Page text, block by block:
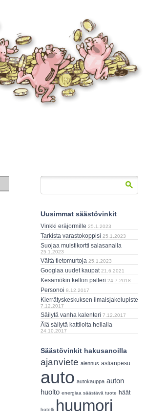
Uusimmat säästövinkit
Vinkki eräjormille 25.1.2023
Tarkista varastokoppisi 25.1.2023
Suojaa muistikortti salasanalla
25.1.2023
Vältä tietomurtoja 25.1.2023
Googlaa uudet kaupat 21.6.2021
Kesämökin kellon patteri 24.7.2018
Personoi 8.12.2017
Kierrätyskeskuksen ilmaisjakelupiste
7.12.2017
Säilytä vanha kalenteri 7.12.2017
Älä säilytä kattiloita hellalla
24.10.2017
Säästövinkit hakusanoilla
ajanviete alennus astianpesu
auto autokauppa auton
huolto energiaa säästävä tuote häät
hotelli huumori